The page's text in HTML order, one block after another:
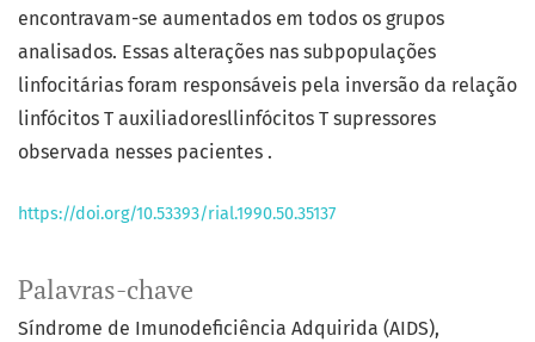
Palavras-chave
Síndrome de Imunodeficiência Adquirida (AIDS)
encontravam-se aumentados em todos os grupos
analisados. Essas alterações nas subpopulações
linfocitárias foram responsáveis pela inversão da relação
linfócitos T auxiliadoresllinfócitos T supressores
observada nesses pacientes .
https://doi.org/10.53393/rial.1990.50.35137